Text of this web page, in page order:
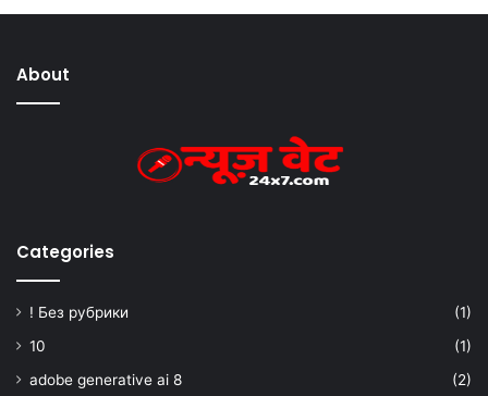
About
Categories
! Без рубрики
(1)
10
(1)
adobe generative ai 8
(2)